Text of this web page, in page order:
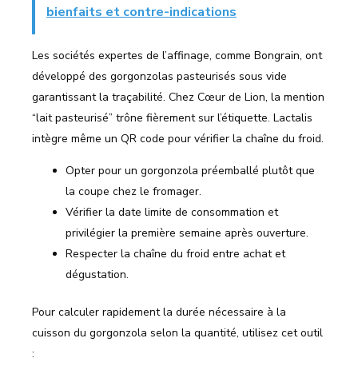
bienfaits et contre-indications
Les sociétés expertes de l’affinage, comme Bongrain, ont
développé des gorgonzolas pasteurisés sous vide
garantissant la traçabilité. Chez Cœur de Lion, la mention
“lait pasteurisé” trône fièrement sur l’étiquette. Lactalis
intègre même un QR code pour vérifier la chaîne du froid.
Opter pour un gorgonzola préemballé plutôt que
la coupe chez le fromager.
Vérifier la date limite de consommation et
privilégier la première semaine après ouverture.
Respecter la chaîne du froid entre achat et
dégustation.
Pour calculer rapidement la durée nécessaire à la
cuisson du gorgonzola selon la quantité, utilisez cet outil
: